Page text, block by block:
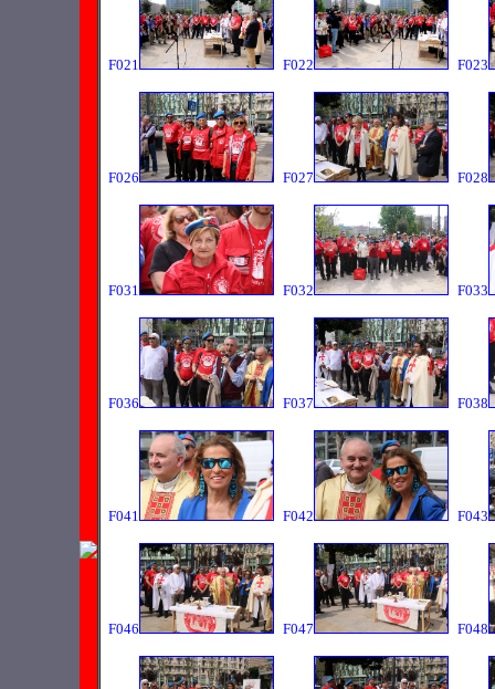
F021 F022 F023
F026 F027 F028
F031 F032 F033
F036 F037 F038
F041 F042 F043
F046 F047 F048